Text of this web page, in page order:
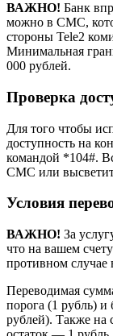
ВАЖНО! Банк
можно в СМС,
стороны Tele2
Минимальная
000 рублей.
Проверка
Для того чтобы
доступность на
командой *104#.
СМС или
Условия
ВАЖНО! За
что на вашем
противном случае
Переводимая
порога (1 рубль)
рублей). Также на